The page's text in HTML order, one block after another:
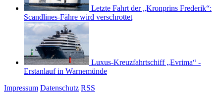
Letzte Fahrt der „Kronprins Frederik“:
Scandlines-Fähre wird verschrottet
Luxus-Kreuzfahrtschiff „Evrima“ -
Erstanlauf in Warnemünde
Impressum Datenschutz RSS